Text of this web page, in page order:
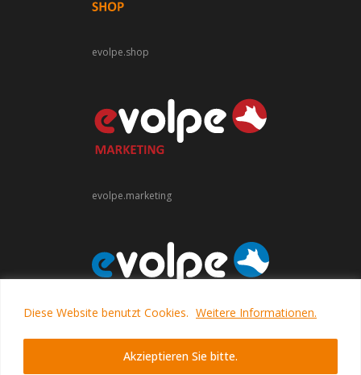
Diese Website benutzt Cookies. Weitere Informationen.
Akzieptieren Sie bitte.
evolpe.shop
evolpe.marketing
evolpe.software